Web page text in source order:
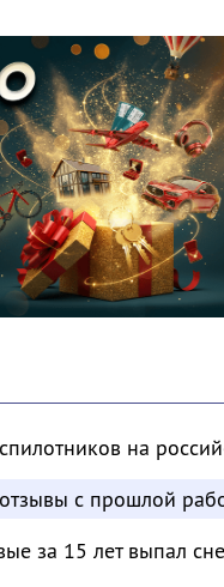
на
с прошлой
за 15 лет выпал